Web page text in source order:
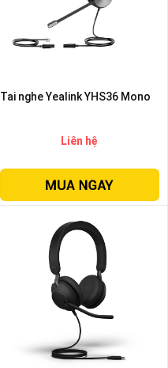
Tai nghe Yealink YHS36 Mono
Liên hệ